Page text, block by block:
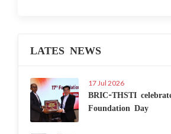
LATES NEWS
17 Jul 2026
BRIC-THSTI
Foundation Day